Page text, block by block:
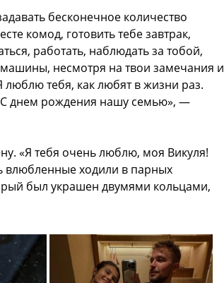
бесконечное количество
комод, готовить тебе завтрак,
работать, наблюдать за тобой,
несмотря на твои замечания и
тебя, как любят в жизни раз.
днем рождения нашу семью», —
«Я тебя очень люблю, моя Викуля!
влюбленные ходили в парных
был украшен двумями кольцами,